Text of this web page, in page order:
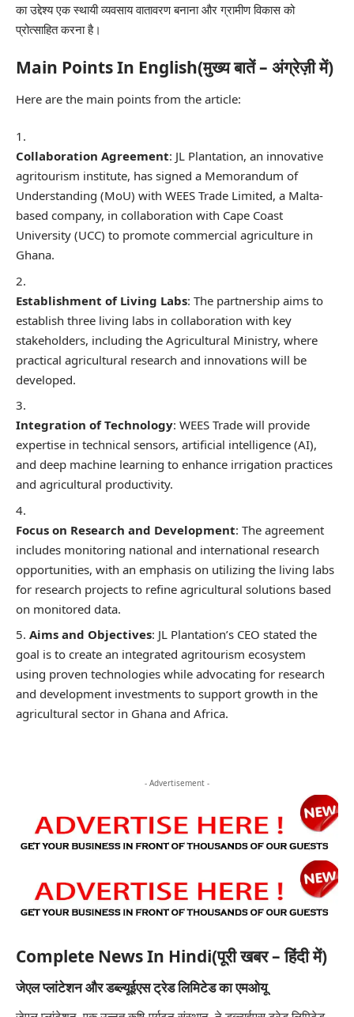
का उद्देश्य एक स्थायी व्यवसाय वातावरण बनाना और ग्रामीण विकास को
प्रोत्साहित करना है।
Main Points In English(मुख्य बातें – अंग्रेज़ी में)
Here are the main points from the article:
Collaboration Agreement: JL Plantation, an innovative
agritourism institute, has signed a Memorandum of
Understanding (MoU) with WEES Trade Limited, a Malta-
based company, in collaboration with Cape Coast
University (UCC) to promote commercial agriculture in
Ghana.
Establishment of Living Labs: The partnership aims to
establish three living labs in collaboration with key
stakeholders, including the Agricultural Ministry, where
practical agricultural research and innovations will be
developed.
Integration of Technology: WEES Trade will provide
expertise in technical sensors, artificial intelligence (AI),
and deep machine learning to enhance irrigation practices
and agricultural productivity.
Focus on Research and Development: The agreement
includes monitoring national and international research
opportunities, with an emphasis on utilizing the living labs
for research projects to refine agricultural solutions based
on monitored data.
Aims and Objectives: JL Plantation’s CEO stated the
goal is to create an integrated agritourism ecosystem
using proven technologies while advocating for research
and development investments to support growth in the
agricultural sector in Ghana and Africa.
- Advertisement -
Complete News In Hindi(पूरी खबर – हिंदी में)
जेएल प्लांटेशन और डब्ल्यूईएस ट्रेड लिमिटेड का एमओयू